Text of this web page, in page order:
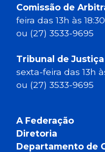
Comissão de
feira das 13h às
ou (27) 3533-9695
Tribunal de
sexta-feira das 13h
ou (27) 3533-9695
A Federação
Diretoria
Departamento de